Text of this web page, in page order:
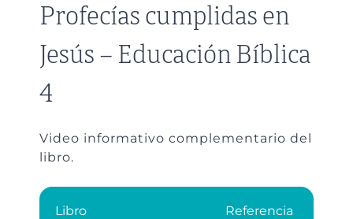
Profecías cumplidas en
Jesús – Educación Bíblica
4
Video informativo complementario del
libro.
Libro Referencia